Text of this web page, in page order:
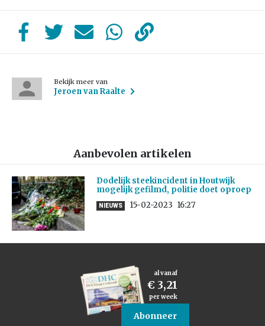
Bekijk meer van
Jeroen van Raalte
Aanbevolen artikelen
Dodelijk steekincident in Houtwijk
mogelijk gefilmd, politie doet oproep
NIEUWS 15-02-2023 16:27
al vanaf
€ 3,21
per week
Abonneer